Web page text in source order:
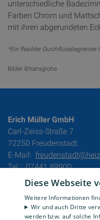
unterschiedliche
Farben Chrom und
mit ihren abgerundeten
*Ein flexibler Durchflussbegrenzer
Bilder ©hansgrohe
Erich Müller GmbH
Carl-Zeiss-Straße 7
72250 Freudenstadt
E-Mail:
Tel.: 07441 89900
Impressum
Datenschutzerklärung
AGB
Diese Webseite
Weitere Informationen
Wir und auch Dritte
werden bzw. auf solche